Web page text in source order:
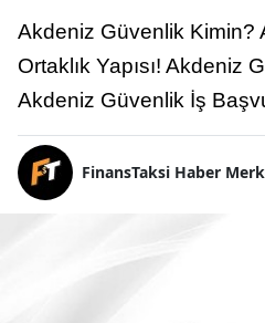
Akdeniz Güvenlik Kimin?
Ortaklık Yapısı! Akdeniz
Akdeniz Güvenlik İş
FinansTaksi Haber